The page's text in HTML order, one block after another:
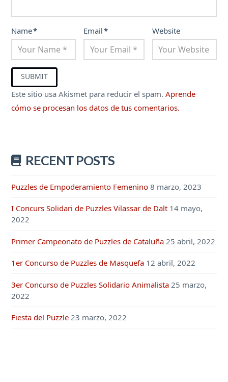
Name* Email* Website
Este sitio usa Akismet para reducir el spam.Aprende
cómo se procesan los datos de tus comentarios.
RECENT POSTS
Puzzles de Empoderamiento Femenino 8 marzo, 2023
I Concurs Solidari de Puzzles Vilassar de Dalt 14 mayo,
2022
Primer Campeonato de Puzzles de Cataluña 25 abril, 2022
1er Concurso de Puzzles de Masquefa 12 abril, 2022
3er Concurso de Puzzles Solidario Animalista 25 marzo,
2022
Fiesta del Puzzle 23 marzo, 2022